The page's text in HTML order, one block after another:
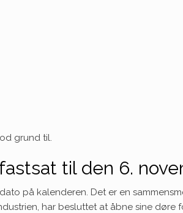
grund til.
til den 6.
på kalenderen. Det er en
har besluttet at åbne sine